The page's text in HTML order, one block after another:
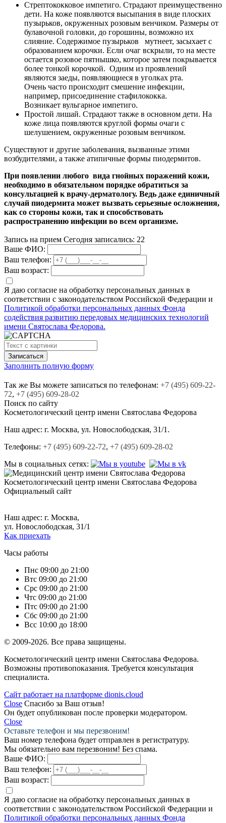
Стрептококковое импетиго. Страдают преимущественно
дети. На коже появляются высыпания в виде плоских
пузырьков, окруженных розовым венчиком. Размеры от
булавочной головки, до горошины, возможно их
слияние. Содержимое пузырьков мутнеет, засыхает с
образованием корочки. Если очаг вскрыли, то на месте
остается розовое пятнышко, которое затем покрывается
более тонкой корочкой. Одним из проявлений
являются заеды, появляющиеся в уголках рта.
Очень часто происходит смешение инфекции,
например, присоединение стафилококка.
Возникает вульгарное импетиго.
Простой лишай. Страдают также в основном дети. На
коже лица появляются круглой формы очаги с
шелушением, окруженные розовым венчиком.
Существуют и другие заболевания, вызванные этими
возбудителями, а также атипичные формы пиодермитов.
При появлении любого вида гнойных поражений кожи,
необходимо в обязательном порядке обратиться за
консультацией к врачу-дерматологу. Ведь даже единичный
случай пиодермита может вызвать серьезные осложнения,
как со стороны кожи, так и способствовать
распространению инфекции во всем организме.
Запись на прием Сегодня записались: 22
Ваше ФИО:
Ваш телефон:
Ваш возраст:
Я даю согласие на обработку персональных данных в
соответствии с законодательством Российской Федерации и
Политикой обработки персональных данных Фонда
содействия развитию передовых медицинских технологий
имени Святослава Федорова.
Заполнить полную форму
Так же Вы можете записаться по телефонам: +7 (495) 609-22-
72, +7 (495) 609-28-02
Поиск по сайту
Косметологический центр имени Святослава Федорова
Наш адрес: г. Москва, ул. Новослободская, 31/1.
Телефоны: +7 (495) 609-22-72, +7 (495) 609-28-02
Мы в социальных сетях:
Косметологический центр имени Святослава Федорова
Официальный сайт
Наш адрес: г. Москва,
ул. Новослободская, 31/1
Как приехать
Часы работы
Пнс 09:00 до 21:00
Втс 09:00 до 21:00
Срс 09:00 до 21:00
Чтс 09:00 до 21:00
Птс 09:00 до 21:00
Сбс 09:00 до 21:00
Всс 10:00 до 18:00
© 2009-2026. Все права защищены.
Косметологический центр имени Святослава Федорова.
Возможны противопоказания. Требуется консультация
специалиста.
Сайт работает на платформе dionis.cloud
Close Спасибо за Ваш отзыв!
Он будет опубликован после проверки модератором.
Close
Оставьте телефон и мы перезвоним!
Ваш номер телефона будет отправлен в регистратуру.
Мы обязательно вам перезвоним! Без спама.
Ваше ФИО:
Ваш телефон:
Ваш возраст:
Я даю согласие на обработку персональных данных в
соответствии с законодательством Российской Федерации и
Политикой обработки персональных данных Фонда